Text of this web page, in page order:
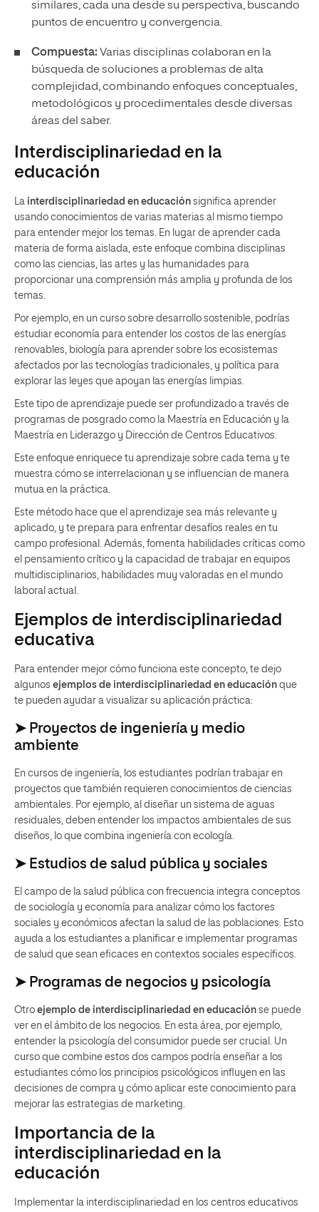
similares, cada una desde su perspectiva, buscando
puntos de encuentro y convergencia.
Compuesta: Varias disciplinas colaboran en la
búsqueda de soluciones a problemas de alta
complejidad, combinando enfoques conceptuales,
metodológicos y procedimentales desde diversas
áreas del saber.
Interdisciplinariedad en la
educación
La interdisciplinariedad en educación significa aprender
usando conocimientos de varias materias al mismo tiempo
para entender mejor los temas. En lugar de aprender cada
materia de forma aislada, este enfoque combina disciplinas
como las ciencias, las artes y las humanidades para
proporcionar una comprensión más amplia y profunda de los
temas.
Por ejemplo, en un curso sobre desarrollo sostenible, podrías
estudiar economía para entender los costos de las energías
renovables, biología para aprender sobre los ecosistemas
afectados por las tecnologías tradicionales, y política para
explorar las leyes que apoyan las energías limpias.
Este tipo de aprendizaje puede ser profundizado a través de
programas de posgrado como la Maestría en Educación y la
Maestría en Liderazgo y Dirección de Centros Educativos.
Este enfoque enriquece tu aprendizaje sobre cada tema y te
muestra cómo se interrelacionan y se influencian de manera
mutua en la práctica.
Este método hace que el aprendizaje sea más relevante y
aplicado, y te prepara para enfrentar desafíos reales en tu
campo profesional. Además, fomenta habilidades críticas como
el pensamiento crítico y la capacidad de trabajar en equipos
multidisciplinarios, habilidades muy valoradas en el mundo
laboral actual.
Ejemplos de interdisciplinariedad
educativa
Para entender mejor cómo funciona este concepto, te dejo
algunos ejemplos de interdisciplinariedad en educación que
te pueden ayudar a visualizar su aplicación práctica:
➤ Proyectos de ingeniería y medio
ambiente
En cursos de ingeniería, los estudiantes podrían trabajar en
proyectos que también requieren conocimientos de ciencias
ambientales. Por ejemplo, al diseñar un sistema de aguas
residuales, deben entender los impactos ambientales de sus
diseños, lo que combina ingeniería con ecología.
➤ Estudios de salud pública y sociales
El campo de la salud pública con frecuencia integra conceptos
de sociología y economía para analizar cómo los factores
sociales y económicos afectan la salud de las poblaciones. Esto
ayuda a los estudiantes a planificar e implementar programas
de salud que sean eficaces en contextos sociales específicos.
➤ Programas de negocios y psicología
Otro ejemplo de interdisciplinariedad en educación se puede
ver en el ámbito de los negocios. En esta área, por ejemplo,
entender la psicología del consumidor puede ser crucial. Un
curso que combine estos dos campos podría enseñar a los
estudiantes cómo los principios psicológicos influyen en las
decisiones de compra y cómo aplicar este conocimiento para
mejorar las estrategias de marketing.
Importancia de la
interdisciplinariedad en la
educación
Implementar la interdisciplinariedad en los centros educativos